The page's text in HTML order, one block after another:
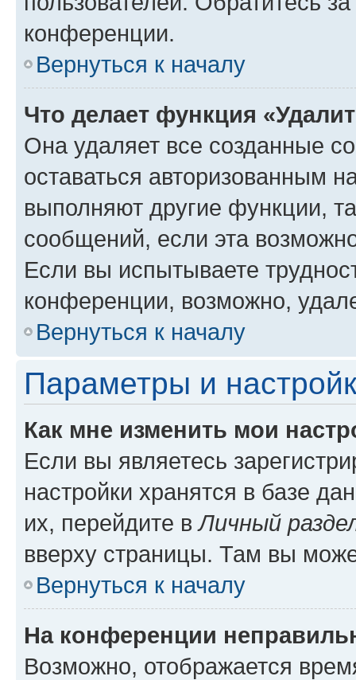
конференции.
Вернуться к началу
Что делает функция
Она удаляет все созданные
оставаться авторизованным
выполняют другие функции,
сообщений, если эта
Если вы испытываете
конференции, возможно,
Вернуться к началу
Параметры и
Как мне изменить мои
Если вы являетесь
настройки хранятся в базе
их, перейдите вЛичный
вверху страницы. Там вы
Вернуться к началу
На конференции
Возможно, отображается